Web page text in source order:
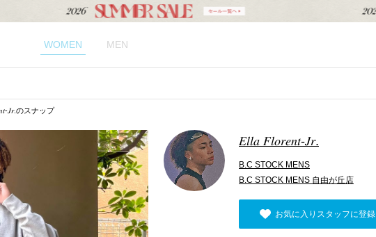
WOMEN MEN
𝐽𝑟.のスナップ
𝐸𝑙𝑙𝑎 𝐹𝑙𝑜𝑟𝑒𝑛𝑡-𝐽𝑟.
B.C STOCK MENS
B.C STOCK MENS 自由が丘店
お気に入りスタッフに登録